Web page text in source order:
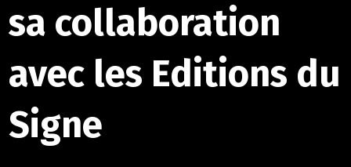
sa collaboration
avec les Editions du
Signe